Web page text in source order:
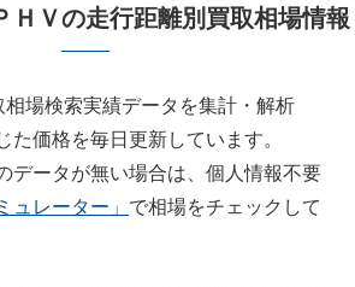
ＨＶの走行距離別買取相場情報
場検索実績データを集計・解析
た価格を毎日更新しています。
データが無い場合は、個人情報不要
ュレーター」 で相場をチェックして